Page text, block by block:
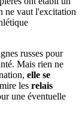
ne vaut l'excitation
russes pour
Mais rien ne
elle se
les relais
une éventuelle